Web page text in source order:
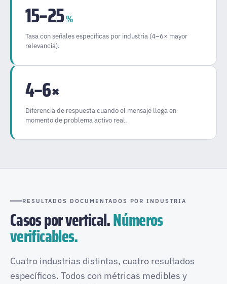
15–25%
Tasa con señales específicas por industria (4–6× mayor
relevancia).
4–6×
Diferencia de respuesta cuando el mensaje llega en
momento de problema activo real.
RESULTADOS DOCUMENTADOS POR INDUSTRIA
Casos por vertical.Números
verificables.
Cuatro industrias distintas, cuatro resultados
específicos. Todos con métricas medibles y